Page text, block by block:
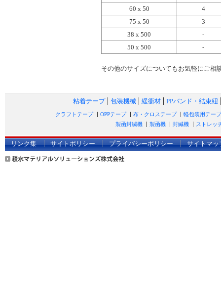
60 x 50
4
75 x 50
3
38 x 500
-
50 x 500
-
その他のサイズについてもお気軽にご相
粘着テープ 包装機械 緩衝材 PPバンド・結束紐
クラフトテープ OPPテープ 布・クロステープ
軽包装用テープ
製函封緘機
製函機 封緘機 ストレッ
リンク集 サイトポリシー プライバシーポリシー サイトマッ